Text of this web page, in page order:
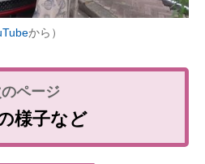
から）
様子など